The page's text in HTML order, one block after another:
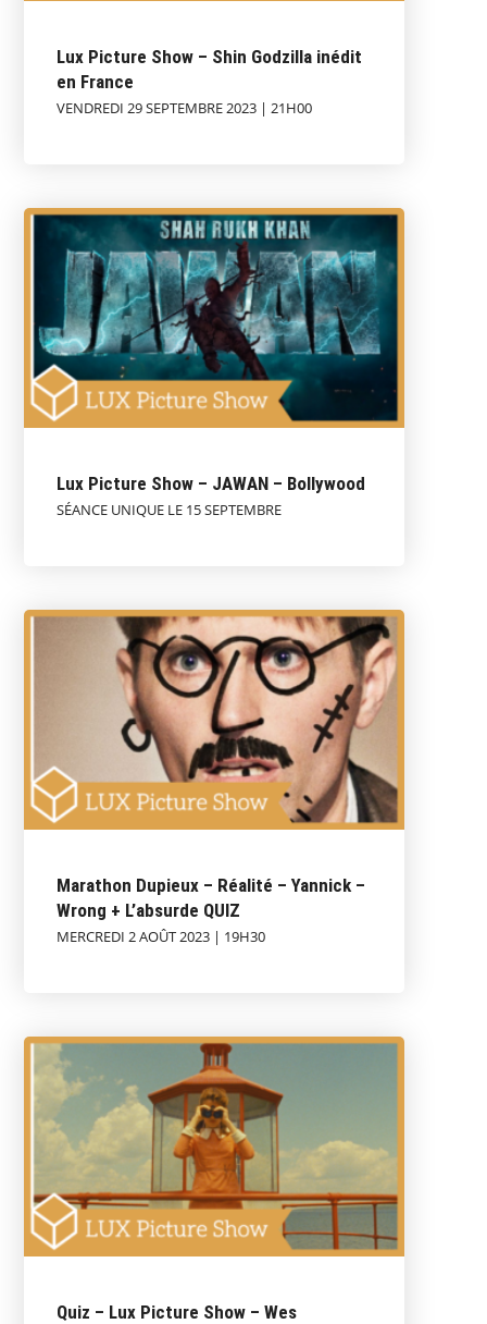
Lux Picture Show – Shin Godzilla inédit
en France
VENDREDI 29 SEPTEMBRE 2023 | 21H00
Lux Picture Show – JAWAN – Bollywood
SÉANCE UNIQUE LE 15 SEPTEMBRE
Marathon Dupieux – Réalité – Yannick –
Wrong + L’absurde QUIZ
MERCREDI 2 AOÛT 2023 | 19H30
Quiz – Lux Picture Show – Wes